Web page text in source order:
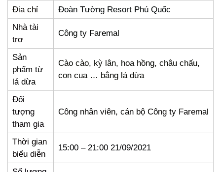
Địa chỉ
Đoàn Tường Resort Phú Quốc
Nhà tài
trợ
Công ty Faremal
Sản
phẩm từ
lá dừa
Cào cào, kỳ lân, hoa hồng, châu chấu,
con cua … bằng lá dừa
Đối
tượng
tham gia
Công nhân viên, cán bộ Công ty Faremal
Thời gian
biểu diễn
15:00 – 21:00 21/09/2021